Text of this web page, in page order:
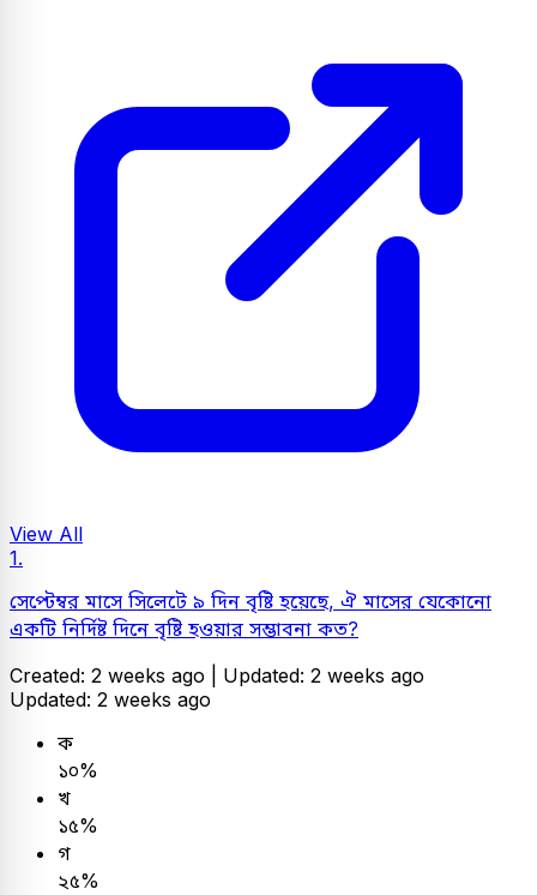
View All
1.
সেপ্টেম্বর মাসে সিলেটে ৯ দিন বৃষ্টি হয়েছে, ঐ মাসের যেকোনো
একটি নির্দিষ্ট দিনে বৃষ্টি হওয়ার সম্ভাবনা কত?
Created: 2 weeks ago | Updated: 2 weeks ago
Updated: 2 weeks ago
ক
১০%
খ
১৫%
গ
২৫%